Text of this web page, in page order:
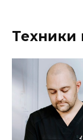
Техники